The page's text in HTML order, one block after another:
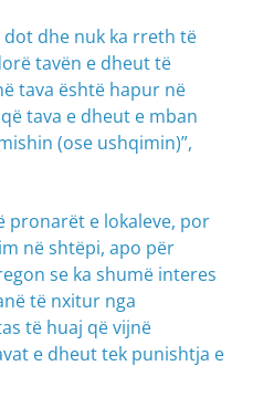
dot dhe nuk ka rreth të
tavën e dheut të
tava është hapur në
tava e dheut e mban
(ose ushqimin)”,
pronarët e lokaleve, por
në shtëpi, apo për
se ka shumë interes
të nxitur nga
të huaj që vijnë
e dheut tek punishtja e